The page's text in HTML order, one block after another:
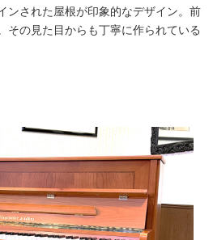
ンされた屋根が印象的なデザイン。前
その見た目からも丁寧に作られている